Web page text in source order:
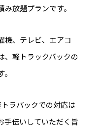
放題プランです。
機、テレビ、エアコ
、軽トラックパックの
ラパックでの対応は
手伝いしていただく旨